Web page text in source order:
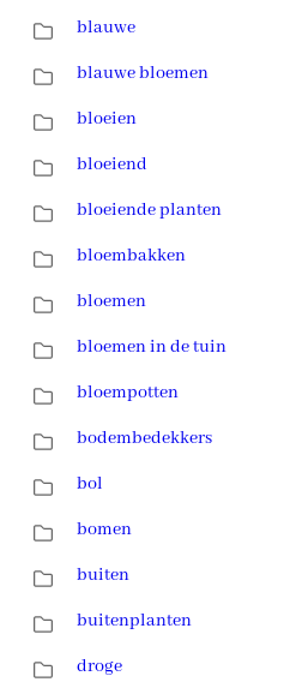
blauwe
blauwe bloemen
bloeien
bloeiend
bloeiende planten
bloembakken
bloemen
bloemen in de tuin
bloempotten
bodembedekkers
bol
bomen
buiten
buitenplanten
droge